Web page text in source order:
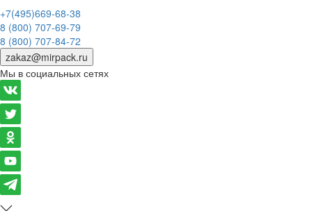
+7(495)669-68-38
8 (800) 707-69-79
8 (800) 707-84-72
zakaz@mirpack.ru
Мы в социальных сетях